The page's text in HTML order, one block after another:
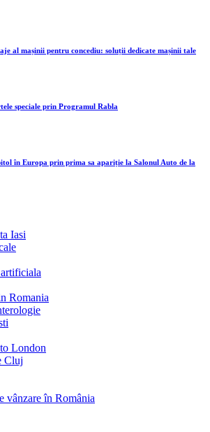
al mașinii pentru concediu: soluții dedicate mașinii tale
speciale prin Programul Rabla
în Europa prin prima sa apariție la Salonul Auto de la
Iasi
Romania
London
Cluj
vânzare în România